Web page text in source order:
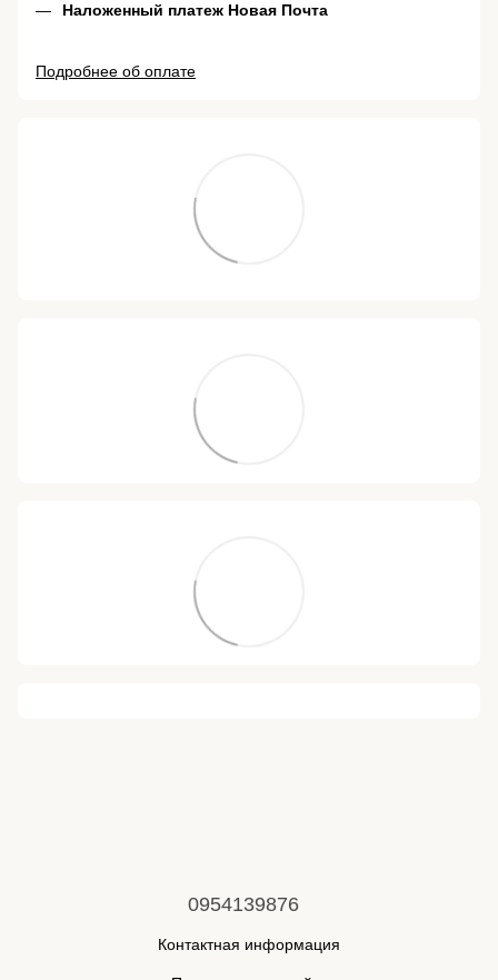
Наложенный платеж Новая Почта
Подробнее об оплате
0954139876
Контактная информация